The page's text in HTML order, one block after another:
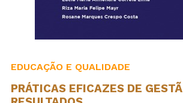
EDUCAÇÃO E QUALIDADE
PRÁTICAS EFICAZES DE